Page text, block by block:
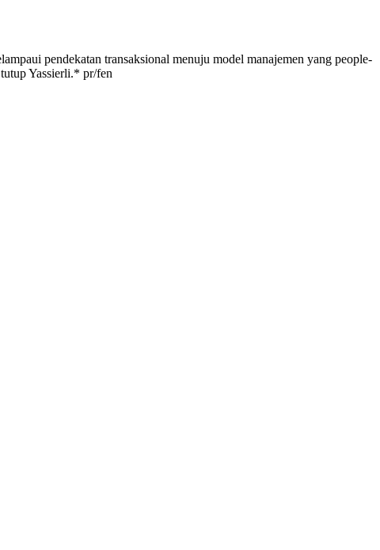
pendekatan transaksional menuju model manajemen yang people-
Yassierli.* pr/fen